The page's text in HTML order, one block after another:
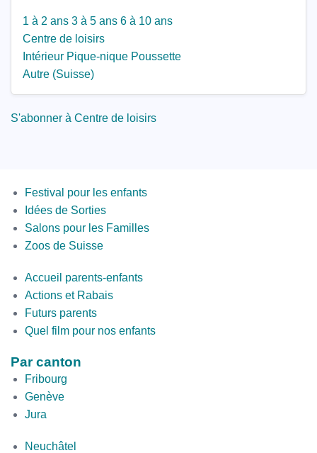
1 à 2 ans 3 à 5 ans 6 à 10 ans
Centre de loisirs
Intérieur Pique-nique Poussette
Autre (Suisse)
S'abonner à Centre de loisirs
Menus
Festival pour les enfants
Idées de Sorties
Salons pour les Familles
Zoos de Suisse
Second
Bottom
Accueil parents-enfants
Actions et Rabais
Futurs parents
Quel film pour nos enfants
Par canton
Fribourg
Genève
Jura
parNeuchâtel